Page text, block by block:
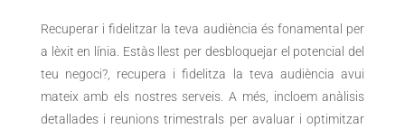
Recuperar i fidelitzar la teva audiència és fonamental per
a lèxit en línia. Estàs llest per desbloquejar el potencial del
teu negoci?, recupera i fidelitza la teva audiència avui
mateix amb els nostres serveis. A més, incloem anàlisis
detallades i reunions trimestrals per avaluar i optimitzar